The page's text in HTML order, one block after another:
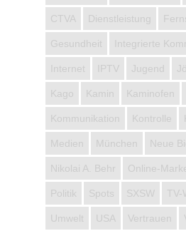
CTVA Dienstleistung
Gesundheit Integrierte
Internet IPTV Jugend
Kago Kamin Kaminofen
Kommunikation Kontrolle
Medien München Neue
Nikolai A. Behr Online-
Politik Spots SXSW TV-
Umwelt USA Vertrauen